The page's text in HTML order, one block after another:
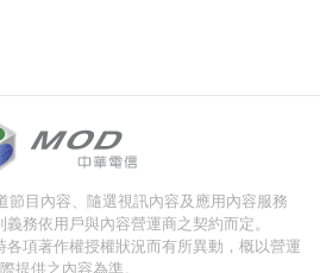
節目內容、隨選視訊內容及應用內容服務
務依用戶與內容營運商之契約而定。
項著作權授權狀況而有所異動，概以營運
提供之內容為準。